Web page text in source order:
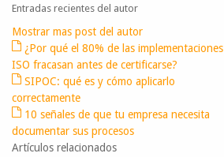
Entradas recientes del autor
Mostrar mas post del autor
¿Por qué el 80% de las implementaciones
ISO fracasan antes de certificarse?
SIPOC: qué es y cómo aplicarlo
correctamente
10 señales de que tu empresa necesita
documentar sus procesos
Artículos relacionados